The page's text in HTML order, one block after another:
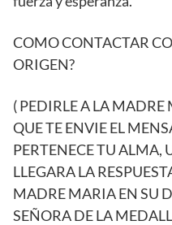
COMO CONTACTAR
ORIGEN?
( PEDIRLE A LA
QUE TE ENVIE EL
PERTENECE TU ALMA,
LLEGARA LA
MADRE MARIA EN SU
SEÑORA DE LA